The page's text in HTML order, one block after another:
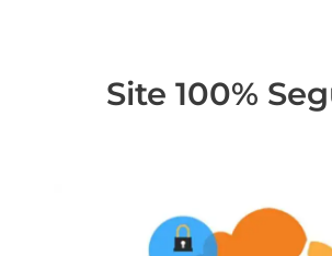
Site 100%